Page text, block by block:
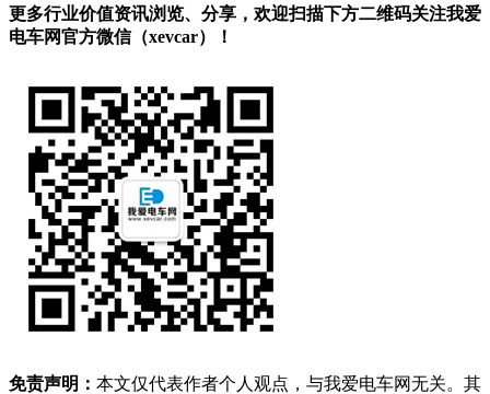
更多行业价值资讯浏览、分享，欢迎扫描下方二维码关注我爱
电车网官方微信（xevcar）！
免责声明： 本文仅代表作者个人观点，与我爱电车网无关。其